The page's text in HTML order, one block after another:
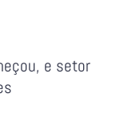
e setor